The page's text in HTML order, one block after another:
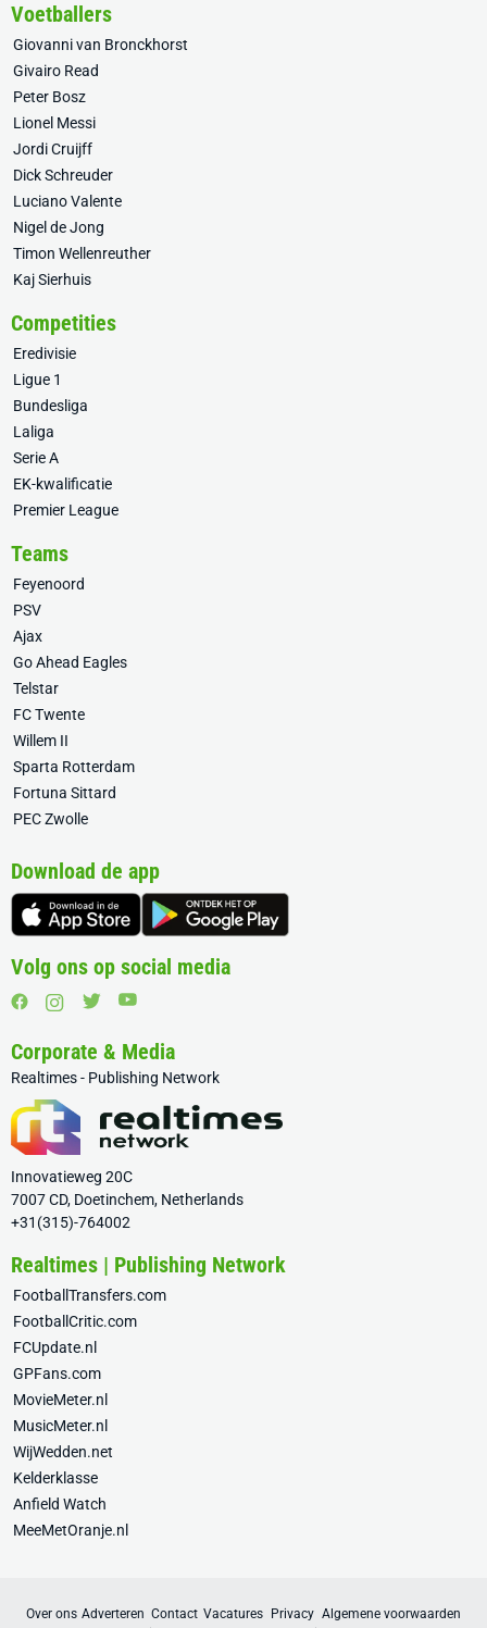
Voetballers
Giovanni van Bronckhorst
Givairo Read
Peter Bosz
Lionel Messi
Jordi Cruijff
Dick Schreuder
Luciano Valente
Nigel de Jong
Timon Wellenreuther
Kaj Sierhuis
Competities
Eredivisie
Ligue 1
Bundesliga
Laliga
Serie A
EK-kwalificatie
Premier League
Teams
Feyenoord
PSV
Ajax
Go Ahead Eagles
Telstar
FC Twente
Willem II
Sparta Rotterdam
Fortuna Sittard
PEC Zwolle
Download de app
Volg ons op social media
Corporate & Media
Realtimes - Publishing Network
Innovatieweg 20C
7007 CD, Doetinchem, Netherlands
+31(315)-764002
Realtimes | Publishing Network
FootballTransfers.com
FootballCritic.com
FCUpdate.nl
GPFans.com
MovieMeter.nl
MusicMeter.nl
WijWedden.net
Kelderklasse
Anfield Watch
MeeMetOranje.nl
Over ons Adverteren Contact Vacatures Privacy Algemene voorwaarden